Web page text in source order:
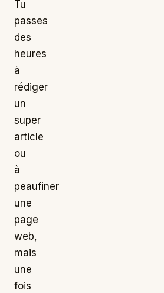
Tu
passes
des
heures
à
rédiger
un
super
article
ou
à
peaufiner
une
page
web,
mais
une
fois